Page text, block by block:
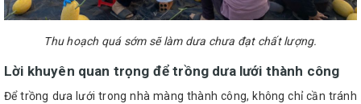
Thu hoạch quá sớm sẽ làm dưa chưa đạt chất lượng.
Lời khuyên quan trọng để trồng dưa lưới thành công
Để trồng dưa lưới trong nhà màng thành công, không chỉ cần tránh